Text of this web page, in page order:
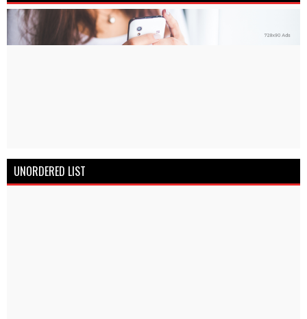
UNORDERED LIST